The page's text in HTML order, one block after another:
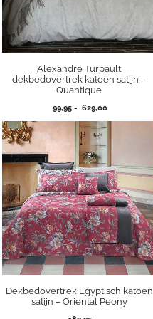
Alexandre Turpault
dekbedovertrek katoen satijn –
Quantique
99,95 - 629,00Prijsklasse:
Dekbedovertrek Egyptisch katoen
satijn – Oriental Peony